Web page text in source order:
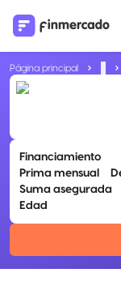
Página principal
Financiamiento
Prima mensual
Suma asegurada
Edad